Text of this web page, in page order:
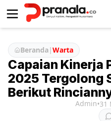
Beranda|Warta
Capaian Kinerja
2025 Tergolong
Berikut
Admin•31